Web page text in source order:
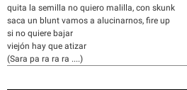
quita la semilla no quiero malilla, con skunk
saca un blunt vamos a alucinarnos, fire up
si no quiere bajar
viejón hay que atizar
(Sara pa ra ra ra ....)